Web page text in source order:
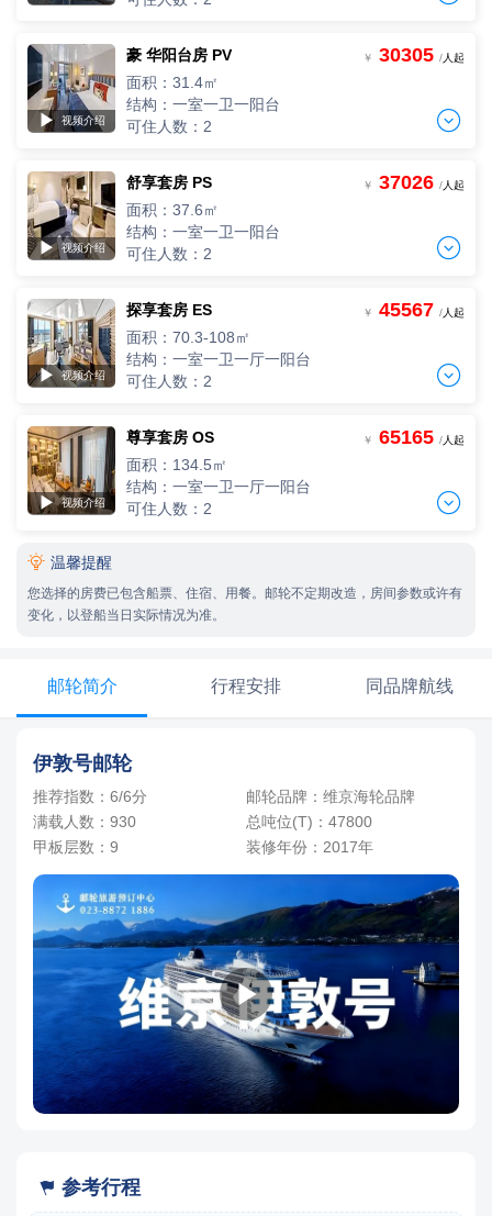
/人 - 0 间 +
DV5
D4船头＆船尾，28间，2人起订
/人 - 0 间 +
DV3
D5船头＆船中＆船尾，12间，2人起订
+
DV2
D5船中、D6船中＆船尾，96间，2人起订
/人 - 0 间 +
DV6
D3船中，50间，2人起订
▶ 视频介绍
豪 华阳台房 PV
面积：31.4㎡
结构：一室一卫一阳台
可住人数：2
￥ 30305 /人起

PV2
D5船头，24间，2人起订
/人 - 0 间 +
PV3
D4船头，16间，2人起订
+
▶ 视频介绍
舒享套房 PS
面积：37.6㎡
结构：一室一卫一阳台
可住人数：2
￥ 37026 /人起

PS2
D7船头左舷，8间，2人起订
/人 - 0 间 +
PS3
D6船中，8间，2人起订
+
▶ 视频介绍
探享套房 ES
面积：70.3-108㎡
结构：一室一卫一厅一阳台
可住人数：2
￥ 45567 /人起

ES2
D4、D5、D6船尾，6间，2人起订
ES3
D3船头＆船尾，4间，2人起订
▶ 视频介绍
尊享套房 OS
面积：134.5㎡
结构：一室一卫一厅一阳台
可住人数：2
￥ 65165 /人起

OS
- 0 间 +
 温馨提醒
您选择的房费已包含船票、住宿、用餐。邮轮不定期改造，房间参数或许有
变化，以登船当日实际情况为准。
邮轮简介 行程安排 同品牌航线
伊敦号邮轮
推荐指数：6/6分
邮轮品牌：维京海轮品牌
满载人数：930
总吨位(T)：47800
甲板层数：9
装修年份：2017年
 参考行程